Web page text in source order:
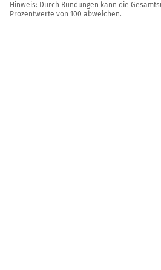
Hinweis: Durch Rundungen kann die
Prozentwerte von 100 abweichen.